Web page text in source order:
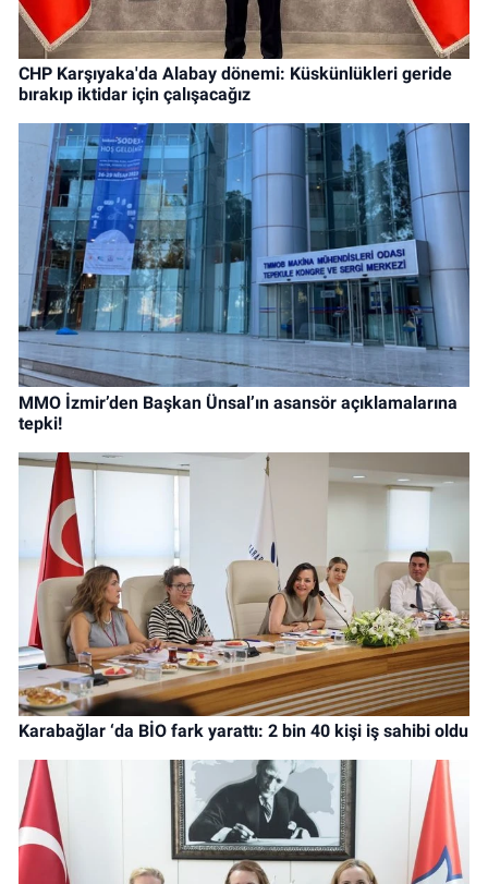
CHP Karşıyaka'da Alabay dönemi: Küskünlükleri geride
bırakıp iktidar için çalışacağız
MMO İzmir’den Başkan Ünsal’ın asansör açıklamalarına
tepki!
Karabağlar ‘da BİO fark yarattı: 2 bin 40 kişi iş sahibi oldu